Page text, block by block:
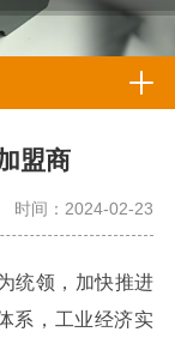
盟商
时间：2024-02-23
统领，加快推进
系，工业经济实